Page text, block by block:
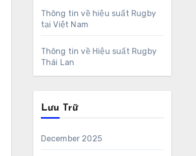
Thông tin về hiệu suất Rugby
tại Việt Nam
Thông tin về Hiệu suất Rugby
Thái Lan
Lưu Trữ
December 2025